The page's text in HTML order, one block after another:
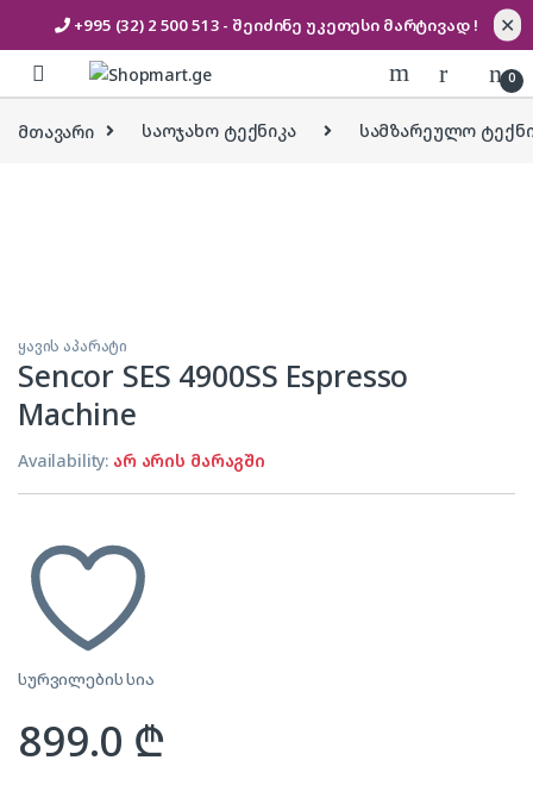
+995 (32) 2 500 513 - შეიძინე უკეთესი მარტივად ! ✕
Skip to navigation
Skip to content
0
მთავარი საოჯახო ტექნიკა სამზარეულო
ყავის აპარატი
Sencor SES 4900SS Espresso
Machine
Availability: არ არის მარაგში
სურვილების სია
899.0 ₾